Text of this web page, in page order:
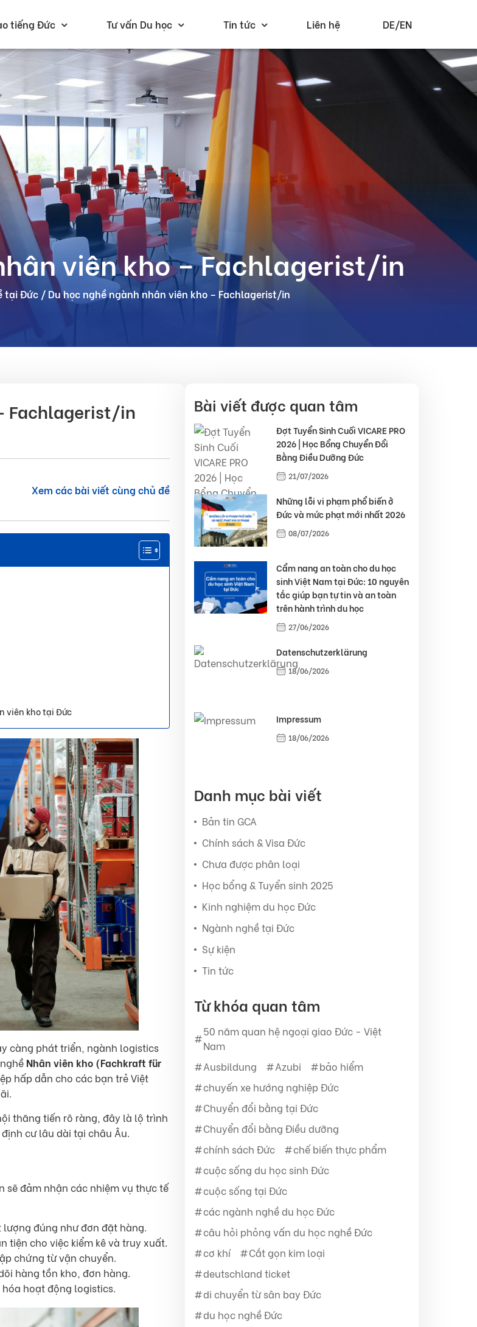
tiếng Đức Tư vấn Du học Tin tức Liên hệ DE/EN
viên kho – Fachlagerist/in
tại Đức/ Du học nghề ngành nhân viên kho – Fachlagerist/in
Fachlagerist/in
Xem các bài viết cùng chủ đề
viên kho tại Đức
càng phát triển, ngành logistics
Nhân viên kho (Fachkraft für
hấp dẫn cho các bạn trẻ Việt
thăng tiến rõ ràng, đây là lộ trình
cư lâu dài tại châu Âu.
sẽ đảm nhận các nhiệm vụ thực tế
đúng như đơn đặt hàng.
tiện cho việc kiểm kê và truy xuất.
chứng từ vận chuyển.
hàng tồn kho, đơn hàng.
hoạt động logistics.
Bài viết được quan tâm
Đợt Tuyển Sinh Cuối VICARE PRO
2026 | Học Bổng Chuyển Đổi
Bằng Điều Dưỡng Đức
21/07/2026
Những lỗi vi phạm phổ biến ở
Đức và mức phạt mới nhất 2026
08/07/2026
Cẩm nang an toàn cho du học
sinh Việt Nam tại Đức: 10 nguyên
tắc giúp bạn tự tin và an toàn
trên hành trình du học
27/06/2026
Datenschutzerklärung
18/06/2026
Impressum
18/06/2026
Danh mục bài viết
Bản tin GCA
Chính sách & Visa Đức
Chưa được phân loại
Học bổng & Tuyển sinh 2025
Kinh nghiệm du học Đức
Ngành nghề tại Đức
Sự kiện
Tin tức
Từ khóa quan tâm
50 năm quan hệ ngoại giao Đức - Việt
Nam
Ausbildung
Azubi
bảo hiểm
chuyến xe hướng nghiệp Đức
Chuyển đổi bằng tại Đức
Chuyển đổi bằng Điều dưỡng
chính sách Đức
chế biến thực phẩm
cuộc sống du học sinh Đức
cuộc sống tại Đức
các ngành nghề du học Đức
câu hỏi phỏng vấn du học nghề Đức
cơ khí
Cắt gọn kim loại
deutschland ticket
di chuyển từ sân bay Đức
du học nghề Đức